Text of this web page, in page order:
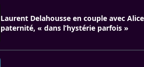
Laurent Delahousse en couple avec
paternité, « dans l’hystérie parfois »